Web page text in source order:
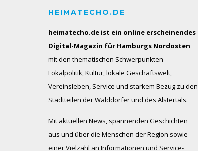
HEIMATECHO.DE
heimatecho.de ist ein online erscheinendes
Digital-Magazin für Hamburgs Nordosten
mit den thematischen Schwerpunkten
Lokalpolitik, Kultur, lokale Geschäftswelt,
Vereinsleben, Service und starkem Bezug zu den
Stadtteilen der Walddörfer und des Alstertals.
Mit aktuellen News, spannenden Geschichten
aus und über die Menschen der Region sowie
einer Vielzahl an Informationen und Service-